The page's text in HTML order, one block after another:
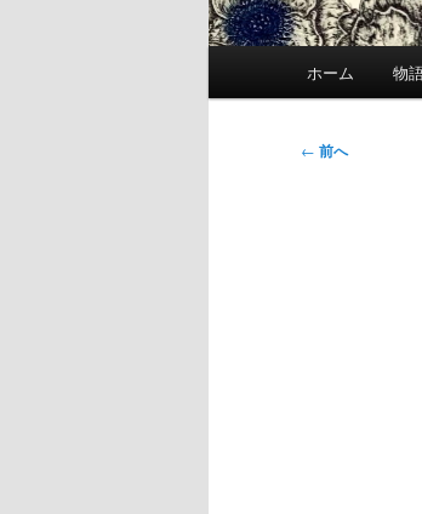
ホーム 物
投
← 前へ